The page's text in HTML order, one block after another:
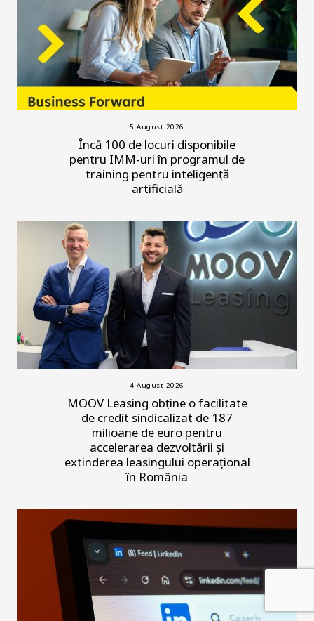
5 August 2026
Încă 100 de locuri disponibile
pentru IMM-uri în programul de
training pentru inteligență
artificială
4 August 2026
MOOV Leasing obține o facilitate
de credit sindicalizat de 187
milioane de euro pentru
accelerarea dezvoltării și
extinderea leasingului operațional
în România